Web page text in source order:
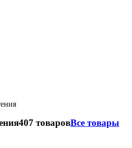
407 товаровВсе товары